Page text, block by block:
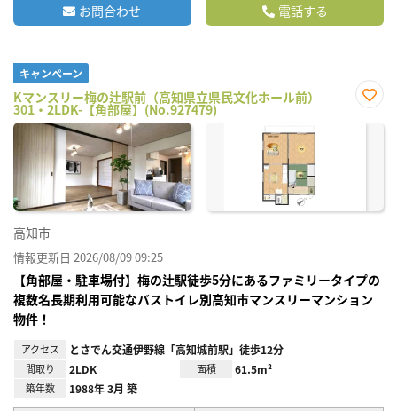
お問合わせ 電話する
キャンペーン
Kマンスリー梅の辻駅前（高知県立県民文化ホール前）
301・2LDK-【角部屋】(No.927479)
に入
高知市
情報更新日 2026/08/09 09:25
【角部屋・駐車場付】梅の辻駅徒歩5分にあるファミリータイプの
複数名長期利用可能なバストイレ別高知市マンスリーマンション
物件！
アクセス とさでん交通伊野線「高知城前駅」徒歩12分
間取り 2LDK 面積 61.5m²
築年数 1988年 3月 築